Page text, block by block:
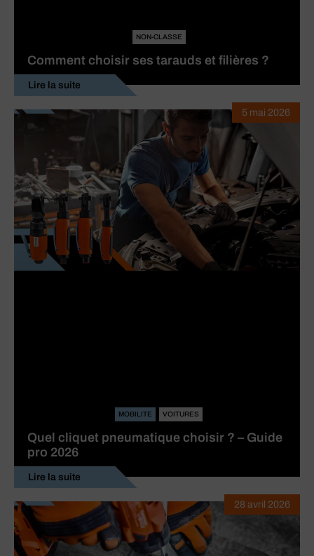
NON-CLASSE
Comment choisir ses tarauds et filières ?
Lire la suite
MOBILITE VOITURES
Quel cliquet pneumatique choisir ? – Guide
pro 2026
Lire la suite
5 mai 2026
28 avril 2026